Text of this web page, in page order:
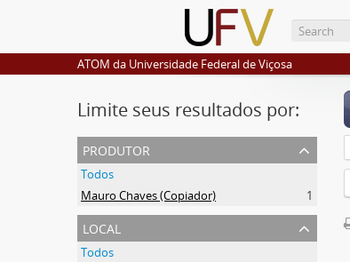
ATOM da Universidade Federal de Viçosa
Limite seus resultados por:
produtor
Todos
Mauro Chaves (Copiador)
1
local
Todos